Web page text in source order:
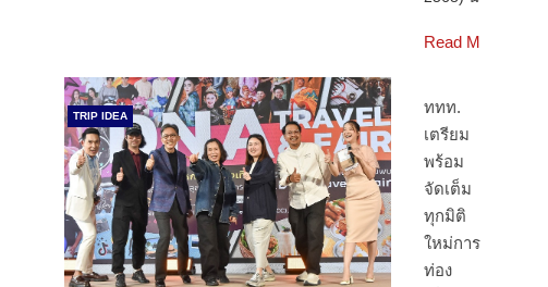
Read More
TRIP IDEA
ททท.
เตรียม
พร้อม
จัดเต็ม
ทุกมิติ
ใหม่การ
ท่อง